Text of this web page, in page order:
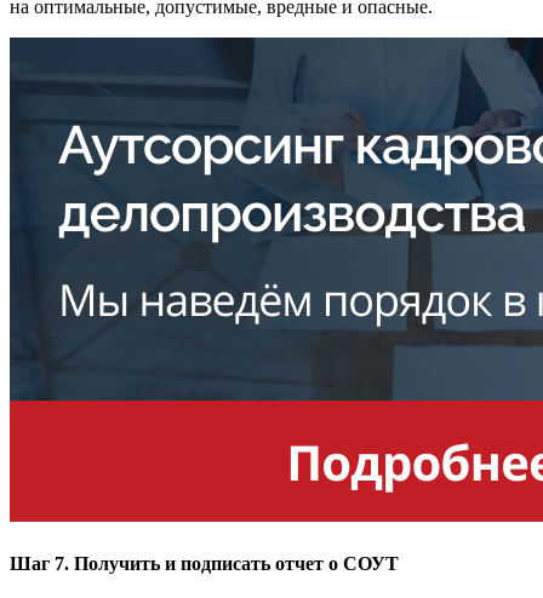
на оптимальные, допустимые, вредные и опасные.
Шаг 7. Получить и подписать отчет о СОУТ